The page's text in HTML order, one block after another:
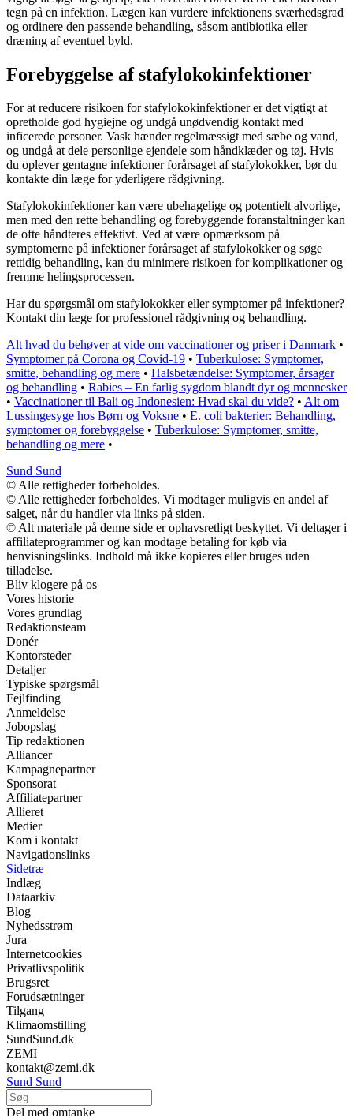
tegn på en infektion. Lægen kan vurdere infektionens sværhedsgrad
og ordinere den passende behandling, såsom antibiotika eller
dræning af eventuel byld.
Forebyggelse af stafylokokinfektioner
For at reducere risikoen for stafylokokinfektioner er det vigtigt at
opretholde god hygiejne og undgå unødvendig kontakt med
inficerede personer. Vask hænder regelmæssigt med sæbe og vand,
og undgå at dele personlige ejendele som håndklæder og tøj. Hvis
du oplever gentagne infektioner forårsaget af stafylokokker, bør du
kontakte din læge for yderligere rådgivning.
Stafylokokinfektioner kan være ubehagelige og potentielt alvorlige,
men med den rette behandling og forebyggende foranstaltninger kan
de ofte håndteres effektivt. Ved at være opmærksom på
symptomerne på infektioner forårsaget af stafylokokker og søge
rettidig behandling, kan du minimere risikoen for komplikationer og
fremme helingsprocessen.
Har du spørgsmål om stafylokokker eller symptomer på infektioner?
Kontakt din læge for professionel rådgivning og behandling.
Alt hvad du behøver at vide om vaccinationer og priser i Danmark •
Symptomer på Corona og Covid-19 • Tuberkulose: Symptomer,
smitte, behandling og mere • Halsbetændelse: Symptomer, årsager
og behandling • Rabies – En farlig sygdom blandt dyr og mennesker
• Vaccinationer til Bali og Indonesien: Hvad skal du vide? • Alt om
Lussingesyge hos Børn og Voksne • E. coli bakterier: Behandling,
symptomer og forebyggelse • Tuberkulose: Symptomer, smitte,
behandling og mere •
Sund Sund
© Alle rettigheder forbeholdes.
© Alle rettigheder forbeholdes. Vi modtager muligvis en andel af
salget, når du handler via links på siden.
© Alt materiale på denne side er ophavsretligt beskyttet. Vi deltager i
affiliateprogrammer og kan modtage betaling for køb via
henvisningslinks. Indhold må ikke kopieres eller bruges uden
tilladelse.
Bliv klogere på os
Vores historie
Vores grundlag
Redaktionsteam
Donér
Kontorsteder
Detaljer
Typiske spørgsmål
Fejlfinding
Anmeldelse
Jobopslag
Tip redaktionen
Alliancer
Kampagnepartner
Sponsorat
Affiliatepartner
Allieret
Medier
Kom i kontakt
Navigationslinks
Sidetræ
Indlæg
Dataarkiv
Blog
Nyhedsstrøm
Jura
Internetcookies
Privatlivspolitik
Brugsret
Forudsætninger
Tilgang
Klimaomstilling
SundSund.dk
ZEMI
kontakt@zemi.dk
Sund Sund
Del med omtanke